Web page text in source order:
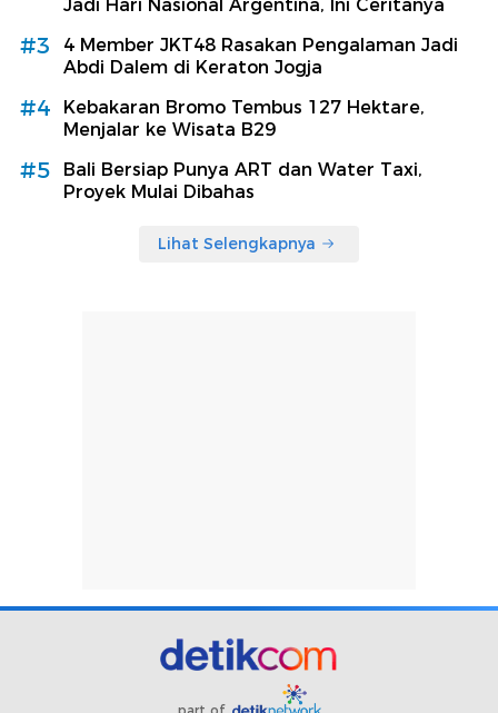
Jadi Hari Nasional Argentina, Ini Ceritanya
#3
4 Member JKT48 Rasakan Pengalaman Jadi
Abdi Dalem di Keraton Jogja
#4
Kebakaran Bromo Tembus 127 Hektare,
Menjalar ke Wisata B29
#5
Bali Bersiap Punya ART dan Water Taxi,
Proyek Mulai Dibahas
Lihat Selengkapnya